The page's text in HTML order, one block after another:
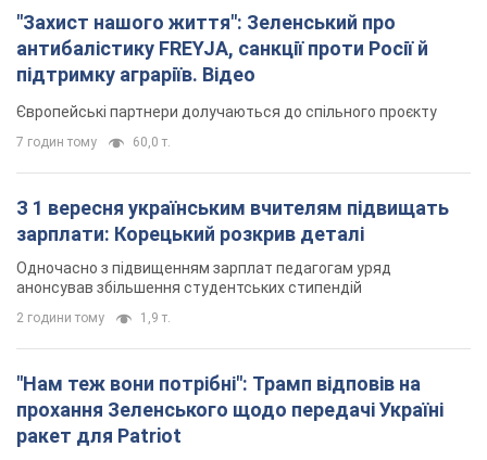
"Захист нашого життя": Зеленський про
антибалістику FREYJA, санкції проти Росії й
підтримку аграріїв. Відео
Європейські партнери долучаються до спільного проєкту
7 годин тому 60,0 т.
З 1 вересня українським вчителям підвищать
зарплати: Корецький розкрив деталі
Одночасно з підвищенням зарплат педагогам уряд
анонсував збільшення студентських стипендій
2 години тому 1,9 т.
"Нам теж вони потрібні": Трамп відповів на
прохання Зеленського щодо передачі Україні
ракет для Patriot